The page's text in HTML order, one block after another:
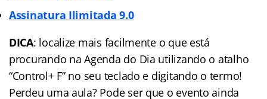
Assinatura Ilimitada9.0
DICA: localize mais facilmente o que está
procurando na Agenda do Dia utilizando o atalho
“Control+ F” no seu teclado e digitando o termo!
Perdeu uma aula? Pode ser que o evento ainda